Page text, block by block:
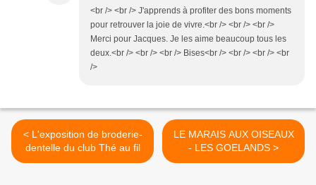
<br /> <br /> J'apprends à profiter des bons moments
pour retrouver la joie de vivre.<br /> <br /> <br />
Merci pour Jacques. Je les aime beaucoup tous les
deux.<br /> <br /> <br /> Bises<br /> <br /> <br /> <br
/>
< L'exposition de broderie-
dentelle du club Thé au fil
LE MARAIS AUX OISEAUX
- LES GOELANDS >